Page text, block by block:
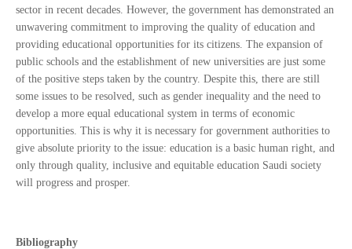
sector in recent decades. However, the government has demonstrated an
unwavering commitment to improving the quality of education and
providing educational opportunities for its citizens. The expansion of
public schools and the establishment of new universities are just some
of the positive steps taken by the country. Despite this, there are still
some issues to be resolved, such as gender inequality and the need to
develop a more equal educational system in terms of economic
opportunities. This is why it is necessary for government authorities to
give absolute priority to the issue: education is a basic human right, and
only through quality, inclusive and equitable education Saudi society
will progress and prosper.
Bibliography